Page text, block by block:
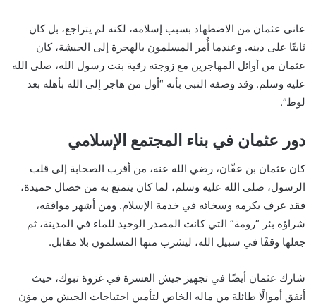
عانى عثمان من الاضطهاد بسبب إسلامه، لكنه لم يتراجع، بل كان
ثابتًا على دينه. وعندما أُمر المسلمون بالهجرة إلى الحبشة، كان
عثمان من أوائل المهاجرين مع زوجته رقية بنت رسول الله، صلى الله
عليه وسلم. وقد وصفه النبي بأنه “أول من هاجر إلى الله بأهله بعد
لوط”.
دور عثمان في بناء المجتمع الإسلامي
كان عثمان بن عفّان، رضي الله عنه، من أقرب الصحابة إلى قلب
الرسول، صلى الله عليه وسلم، لما كان يتمتع به من خصال حميدة،
فقد عرف بكرمه وسخائه في خدمة الإسلام. ومن أشهر مواقفه،
شراؤه بئر “رومة” التي كانت المصدر الوحيد للماء في المدينة، ثم
جعلها وقفًا في سبيل الله، ليشرب منها المسلمون بلا مقابل.
شارك عثمان أيضًا في تجهيز جيش العسرة في غزوة تبوك، حيث
أنفق أموالًا طائلة من ماله الخاص لتأمين احتياجات الجيش من مؤن